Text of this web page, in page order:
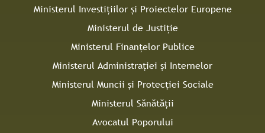
Ministerul Investițiilor și Proiectelor Europene
Ministerul de Justiție
Ministerul Finanțelor Publice
Ministerul Administrației și Internelor
Ministerul Muncii și Protecției Sociale
Ministerul Sănătății
Avocatul Poporului